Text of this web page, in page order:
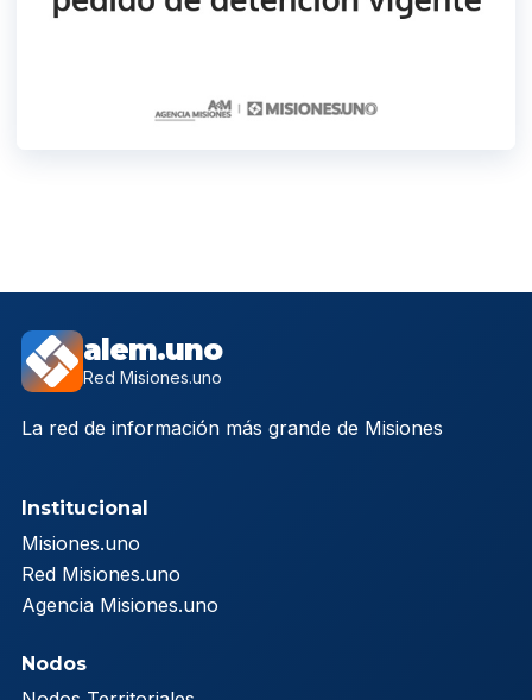
alem.uno
Red Misiones.uno
La red de información más grande de Misiones
Institucional
Misiones.uno
Red Misiones.uno
Agencia Misiones.uno
Nodos